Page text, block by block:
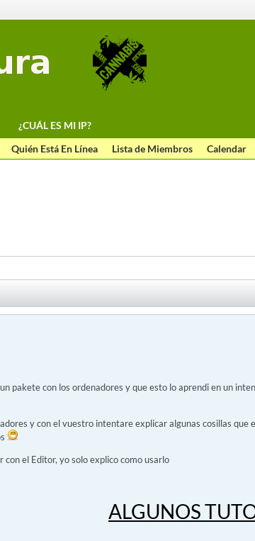
¿CUÁL ES MI IP?
Quién Está En Línea
Lista de Miembros Calendar
pakete con los ordenadores y que esto lo aprendi en un
y con el vuestro intentare explicar algunas cosillas
con el Editor, yo solo explico como usarlo
ALGUNOS